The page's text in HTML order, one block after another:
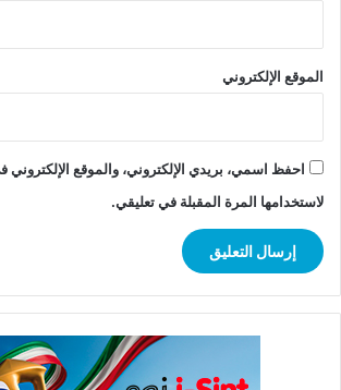
الموقع الإلكتروني
احفظ اسمي، بريدي الإلكتروني، والموقع الإلكتروني
لاستخدامها المرة المقبلة في تعليقي.